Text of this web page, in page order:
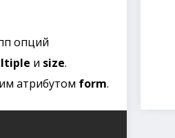
опций
и size.
атрибутом form.